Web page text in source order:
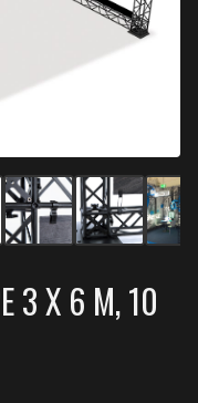
3 X 6 M, 10